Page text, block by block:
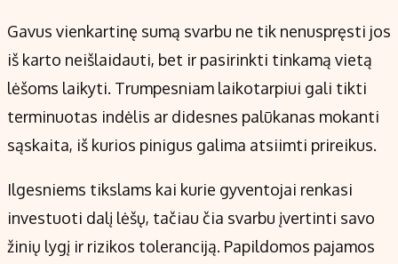
Gavus vienkartinę sumą svarbu ne tik nenuspręsti jos
iš karto neišlaidauti, bet ir pasirinkti tinkamą vietą
lėšoms laikyti. Trumpesniam laikotarpiui gali tikti
terminuotas indėlis ar didesnes palūkanas mokanti
sąskaita, iš kurios pinigus galima atsiimti prireikus.
Ilgesniems tikslams kai kurie gyventojai renkasi
investuoti dalį lėšų, tačiau čia svarbu įvertinti savo
žinių lygį ir rizikos toleranciją. Papildomos pajamos